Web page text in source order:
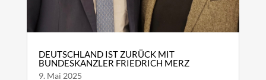
DEUTSCHLAND IST ZURÜCK MIT
BUNDESKANZLER FRIEDRICH MERZ
9. Mai 2025